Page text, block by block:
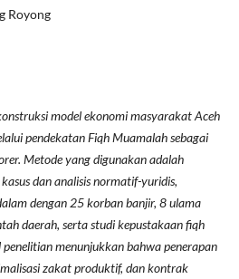
Royong
model ekonomi masyarakat Aceh
pendekatan Fiqh Muamalah sebagai
Metode yang digunakan adalah
dan analisis normatif-yuridis,
dengan 25 korban banjir, 8 ulama
daerah, serta studi kepustakaan fiqh
menunjukkan bahwa penerapan
zakat produktif, dan kontrak